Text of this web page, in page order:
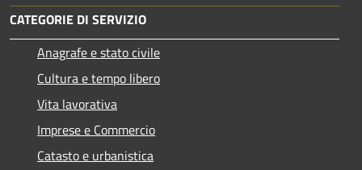
CATEGORIE DI SERVIZIO
Anagrafe e stato civile
Cultura e tempo libero
Vita lavorativa
Imprese e Commercio
Catasto e urbanistica